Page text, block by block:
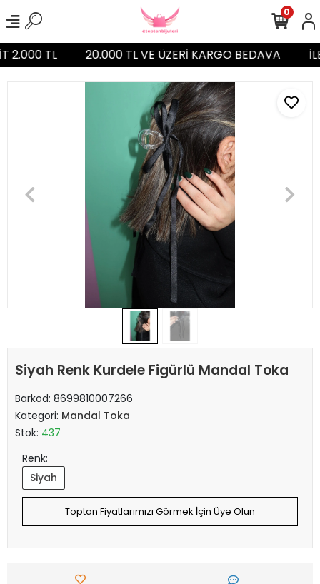
2.000 TL 20.000 TL VE ÜZERİ KARGO BEDAVA
0
Siyah Renk Kurdele Figürlü Mandal Toka
Barkod: 8699810007266
Kategori: Mandal Toka
Stok: 437
Renk:
Siyah
Toptan Fiyatlarımızı Görmek İçin Üye Olun